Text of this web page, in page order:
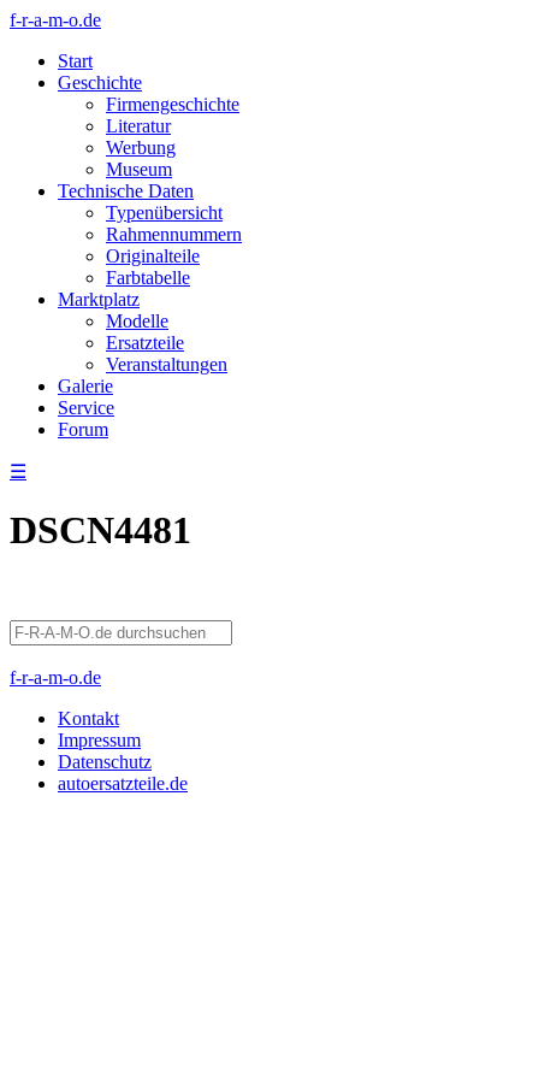
f-r-a-m-o.de
Start
Geschichte
Firmengeschichte
Literatur
Werbung
Museum
Technische Daten
Typenübersicht
Rahmennummern
Originalteile
Farbtabelle
Marktplatz
Modelle
Ersatzteile
Veranstaltungen
Galerie
Service
Forum
☰
DSCN4481
f-r-a-m-o.de
Kontakt
Impressum
Datenschutz
autoersatzteile.de